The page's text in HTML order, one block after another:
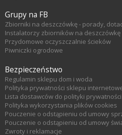
Grupy na FB
Zbiorniki na deszczówkę - porady,
Instalatorzy zbiorników na deszczówkę
Przydomowe oczyszczalnie ścieków
Piwniczki ogrodowe
Bezpieczeństwo
Regulamin sklepu dom i woda
Polityka prywatności sklepu
Lista dostawców do polityki prywatności
Polityka wykorzystania plików cookies
Pouczenie o odstąpieniu od umowy
Pouczenie o odstąpieniu od umowy
Zwroty i reklamacje